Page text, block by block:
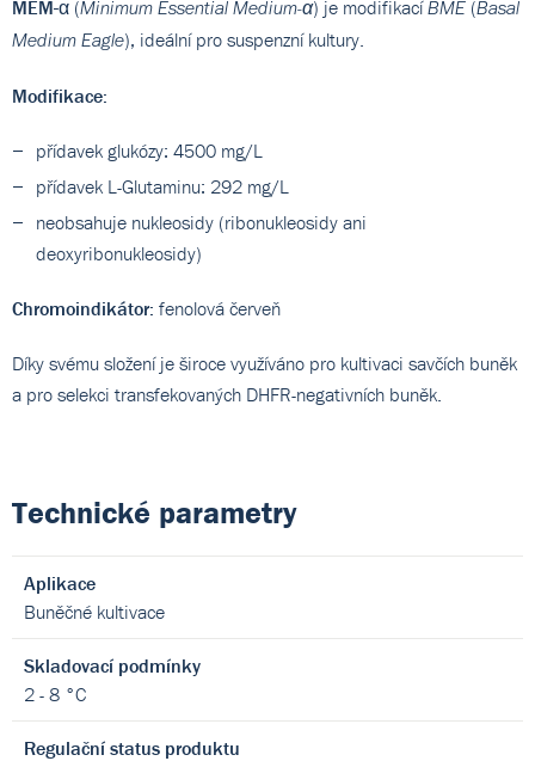
MEM-α (Minimum Essential Medium-α) je modifikacíBME (Basal
Medium Eagle), ideální pro suspenzní kultury.
Modifikace:
přídavek glukózy: 4500 mg/L
přídavek L-Glutaminu: 292 mg/L
neobsahuje nukleosidy (ribonukleosidy ani
deoxyribonukleosidy)
Chromoindikátor: fenolová červeň
Díky svému složení je široce využíváno pro kultivaci savčích buněk
a pro selekci transfekovaných DHFR-negativních buněk.
Technické parametry
Aplikace
Buněčné kultivace
Skladovací podmínky
2 - 8 °C
Regulační status produktu